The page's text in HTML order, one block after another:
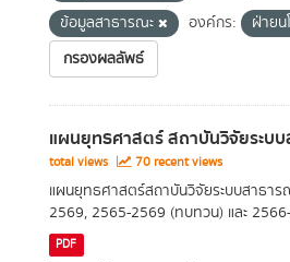
ข้อมูลสาธารณะ
องค์กร:
ฝ่ายน
กรองผลลัพธ์
แผนยุทธศาสตร์ สถาบันวิจัยระบ
total views
70 recent views
แผนยุทธศาสตร์สถาบันวิจัยระบบสาธา
2569, 2565-2569 (ทบทวน) และ
PDF